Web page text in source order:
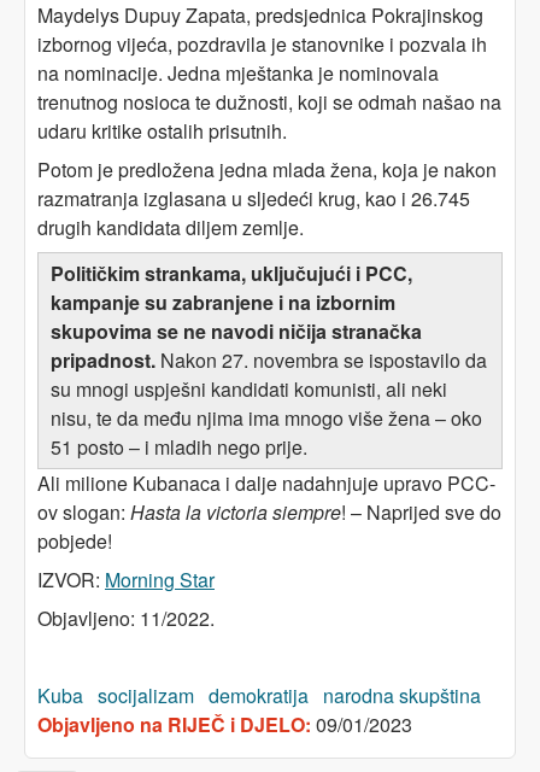
Maydelys Dupuy Zapata, predsjednica Pokrajinskog
izbornog vijeća, pozdravila je stanovnike i pozvala ih
na nominacije. Jedna mještanka je nominovala
trenutnog nosioca te dužnosti, koji se odmah našao na
udaru kritike ostalih prisutnih.
Potom je predložena jedna mlada žena, koja je nakon
razmatranja izglasana u sljedeći krug, kao i 26.745
drugih kandidata diljem zemlje.
Političkim strankama, uključujući i PCC,
kampanje su zabranjene i na izbornim
skupovima se ne navodi ničija stranačka
pripadnost. Nakon 27. novembra se ispostavilo da
su mnogi uspješni kandidati komunisti, ali neki
nisu, te da među njima ima mnogo više žena – oko
51 posto – i mladih nego prije.
Ali milione Kubanaca i dalje nadahnjuje upravo PCC-
ov slogan: Hasta la victoria siempre! – Naprijed sve do
pobjede!
IZVOR: Morning Star
Objavljeno: 11/2022.
Kuba socijalizam demokratija narodna skupština
Objavljeno na RIJEČ i DJELO: 09/01/2023